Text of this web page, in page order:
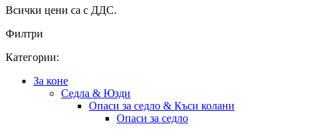
Всички цени са с ДДС.
Филтри
Категории:
За коне
Седла & Юзди
Опаси за седло & Къси колани
Опаси за седло